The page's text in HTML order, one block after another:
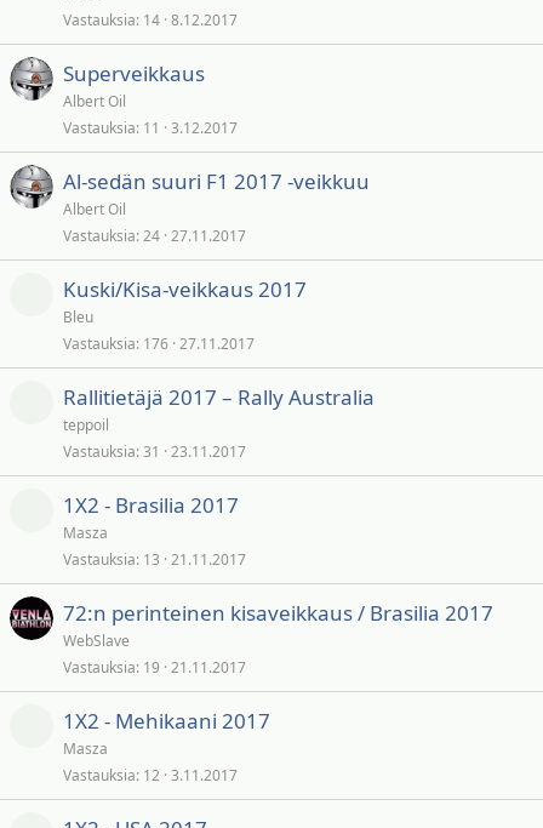
Vastauksia 14 8.12.2017
Superveikkaus
Albert Oil
Vastauksia 11 3.12.2017
Al-sedän suuri F1 2017 -veikkuu
Albert Oil
Vastauksia 24 27.11.2017
Kuski/Kisa-veikkaus 2017
Bleu
Vastauksia 176 27.11.2017
Rallitietäjä 2017 – Rally Australia
teppoil
Vastauksia 31 23.11.2017
1X2 - Brasilia 2017
Masza
Vastauksia 13 21.11.2017
72:n perinteinen kisaveikkaus / Brasilia 2017
WebSlave
Vastauksia 19 21.11.2017
1X2 - Mehikaani 2017
Masza
Vastauksia 12 3.11.2017